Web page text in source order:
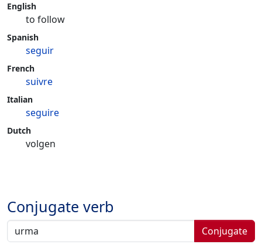
English
to follow
Spanish
seguir
French
suivre
Italian
seguire
Dutch
volgen
Conjugate verb
Conjugate